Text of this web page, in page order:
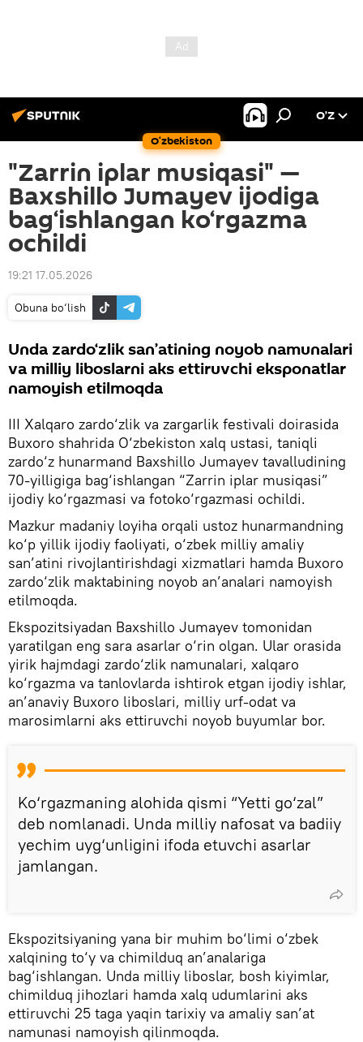
O‘zbekiston
O’Z
"Zarrin iplar musiqasi" —
Baxshillo Jumayev ijodiga
bag‘ishlangan ko‘rgazma
ochildi
19:21 17.05.2026
Obuna bo‘lish
Unda zardo‘zlik san’atining noyob namunalari
va milliy liboslarni aks ettiruvchi eksponatlar
namoyish etilmoqda
III Xalqaro zardo‘zlik va zargarlik festivali doirasida
Buxoro shahrida O‘zbekiston xalq ustasi, taniqli
zardo‘z hunarmand Baxshillo Jumayev tavalludining
70-yilligiga bag‘ishlangan “Zarrin iplar musiqasi”
ijodiy ko‘rgazmasi va fotoko‘rgazmasi ochildi.
Mazkur madaniy loyiha orqali ustoz hunarmandning
ko‘p yillik ijodiy faoliyati, o‘zbek milliy amaliy
san’atini rivojlantirishdagi xizmatlari hamda Buxoro
zardo‘zlik maktabining noyob an’analari namoyish
etilmoqda.
Ekspozitsiyadan Baxshillo Jumayev tomonidan
yaratilgan eng sara asarlar o‘rin olgan. Ular orasida
yirik hajmdagi zardo‘zlik namunalari, xalqaro
ko‘rgazma va tanlovlarda ishtirok etgan ijodiy ishlar,
an’anaviy Buxoro liboslari, milliy urf-odat va
marosimlarni aks ettiruvchi noyob buyumlar bor.
Ko‘rgazmaning alohida qismi “Yetti go‘zal”
deb nomlanadi. Unda milliy nafosat va badiiy
yechim uyg‘unligini ifoda etuvchi asarlar
jamlangan.
Ekspozitsiyaning yana bir muhim bo‘limi o‘zbek
xalqining to‘y va chimilduq an’analariga
bag‘ishlangan. Unda milliy liboslar, bosh kiyimlar,
chimilduq jihozlari hamda xalq udumlarini aks
ettiruvchi 25 taga yaqin tarixiy va amaliy san’at
namunasi namoyish qilinmoqda.